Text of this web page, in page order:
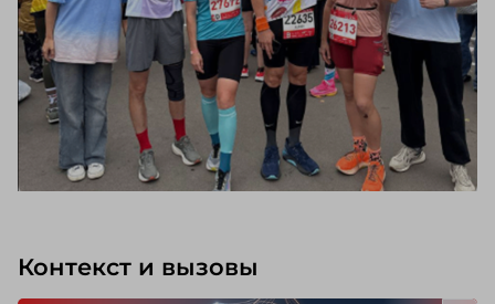
Контекст и вызовы